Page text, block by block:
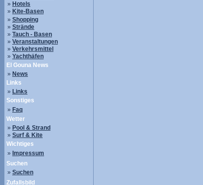
» Hotels
» Kite-Basen
» Shopping
» Strände
» Tauch - Basen
» Veranstaltungen
» Verkehrsmittel
» Yachthäfen
El Gouna News
» News
Links
» Links
Sonstiges
» Faq
Wetter
» Pool & Strand
» Surf & Kite
Wichtiges
» Impressum
Suchen
» Suchen
Zufallsbild